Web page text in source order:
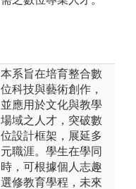
本系旨在培育整合數
位科技與藝術創作，
並應用於文化與教學
場域之人才，突破數
位設計框架，展延多
元職涯。學生在學同
時，可根據個人志趣
選修教育學程，未來